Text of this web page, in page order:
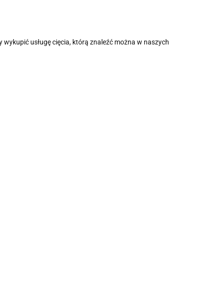
usługę cięcia, którą znaleźć można w naszych